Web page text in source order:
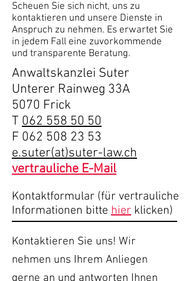
Scheuen Sie sich nicht, uns zu
kontaktieren und unsere Dienste in
Anspruch zu nehmen. Es erwartet Sie
in jedem Fall eine zuvorkommende
und transparente Beratung.
Anwaltskanzlei Suter
Unterer Rainweg 33A
5070 Frick
T 062 558 50 50
F 062 508 23 53
e.suter(at)suter-law.ch
vertrauliche E-Mail
Kontaktformular (für vertrauliche
Informationen bitte hier klicken)
Kontaktieren Sie uns! Wir
nehmen uns Ihrem Anliegen